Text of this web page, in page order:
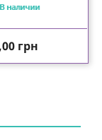
В наличии
грн